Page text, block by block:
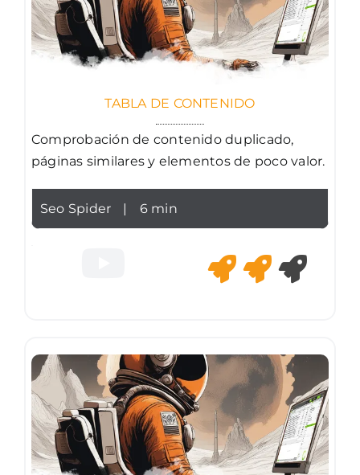
TABLA DE CONTENIDO
Comprobación de contenido duplicado,
páginas similares y elementos de poco valor.
Seo Spider 6 min